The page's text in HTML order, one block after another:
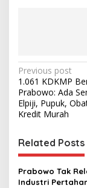
P
o
s
n
a
v
Previous post
1.061 KDKMP
Prabowo: Ada
Elpiji, Pupuk,
Kredit Murah
Related Posts
Prabowo Tak
Industri